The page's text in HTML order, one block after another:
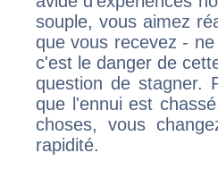
souple, vous aimez
que vous recevez -
c'est le danger de
question de stagner.
que l'ennui est
choses, vous
rapidité.